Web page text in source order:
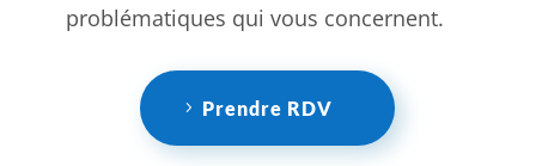
problématiques qui vous concernent.
Prendre RDV